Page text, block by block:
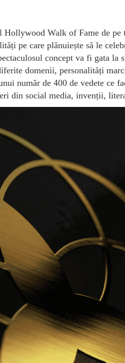
Walk of Fame de pe
pe care plănuiește să le
concept va fi gata la
domenii, personalități
număr de 400 de vedete ce
din social media, invenții,